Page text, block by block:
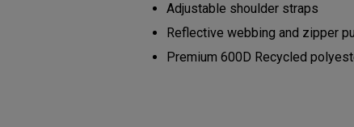
Adjustable shoulder straps
Reflective webbing and zipper
Premium 600D Recycled